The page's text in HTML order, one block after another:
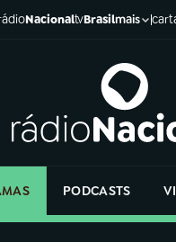
NacionaltvBrasilmais
PODCASTS